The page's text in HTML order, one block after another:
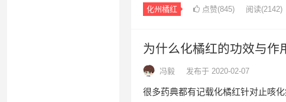
化州橘红 点赞(845) 阅读(2142)
为什么化橘红的功效与作
冯毅 发布于 2020-02-07
很多药典都有记载化橘红针对止咳